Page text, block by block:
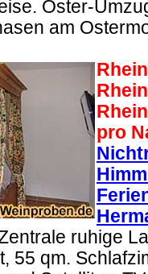
Oster-
am
pro
ruhige
55 qm.